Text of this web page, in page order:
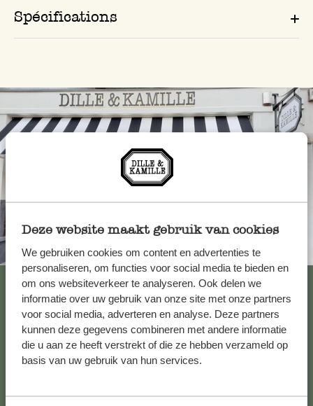
Deze website maakt gebruik van cookies
We gebruiken cookies om content en advertenties te
personaliseren, om functies voor social media te bieden en
om ons websiteverkeer te analyseren. Ook delen we
informatie over uw gebruik van onze site met onze partners
voor social media, adverteren en analyse. Deze partners
kunnen deze gegevens combineren met andere informatie
die u aan ze heeft verstrekt of die ze hebben verzameld op
basis van uw gebruik van hun services.
Spécifications
Toujours à proximité
Voir les 62 magasins
Service clientèle
veuillez contacter notre service clientèle. Ou retrouvez ici